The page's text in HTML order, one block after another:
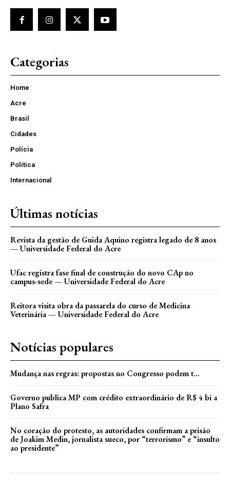
Categorias
Home
Acre
Brasil
Cidades
Polícia
Política
Internacional
Últimas notícias
Revista da gestão de Guida Aquino registra legado de 8 anos
— Universidade Federal do Acre
Ufac registra fase final de construção do novo CAp no
campus-sede — Universidade Federal do Acre
Reitora visita obra da passarela do curso de Medicina
Veterinária — Universidade Federal do Acre
Notícias populares
Mudança nas regras: propostas no Congresso podem t…
Governo publica MP com crédito extraordinário de R$ 4 bi a
Plano Safra
No coração do protesto, as autoridades confirmam a prisão
de Joakim Medin, jornalista sueco, por “terrorismo” e “insulto
ao presidente”